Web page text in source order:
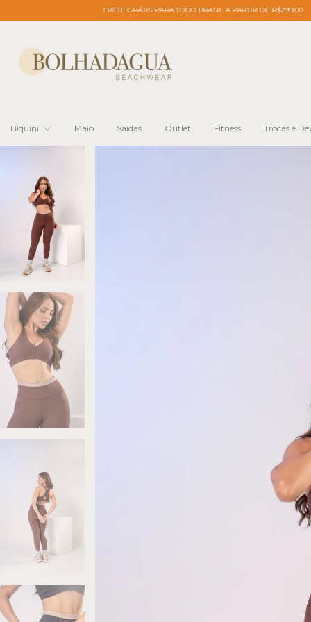
FRETE GRÁTIS PARA TODO BRASIL A PARTIR DE R$299,00 FRETE
Biquini Maiô Saídas Outlet Fitness Trocas e